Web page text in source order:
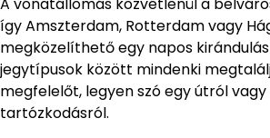
A vonatállomás közvetlenül a
így Amszterdam, Rotterdam vagy
megközelíthető egy napos
jegytípusok között mindenki
megfelelőt, legyen szó egy útról
tartózkodásról.